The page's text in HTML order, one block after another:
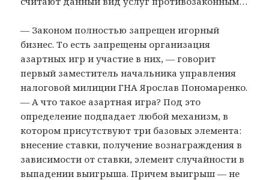
— Законом полностью запрещен игорный
бизнес. То есть запрещены организация
азартных игр и участие в них, — говорит
первый заместитель начальника управления
налоговой милиции ГНА Ярослав Пономаренко.
— А что такое азартная игра? Под это
определение подпадает любой механизм, в
котором присутствуют три базовых элемента:
внесение ставки, получение вознаграждения в
зависимости от ставки, элемент случайности в
выпадении выигрыша. Причем выигрыш — не